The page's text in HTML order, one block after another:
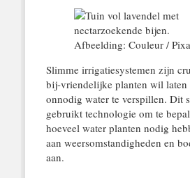
Afbeelding: Couleur /
Slimme irrigatiesystemen zijn
bij-vriendelijke planten wil laten
onnodig water te verspillen. Dit
gebruikt technologie om te
hoeveel water planten nodig
aan weersomstandigheden en
aan.